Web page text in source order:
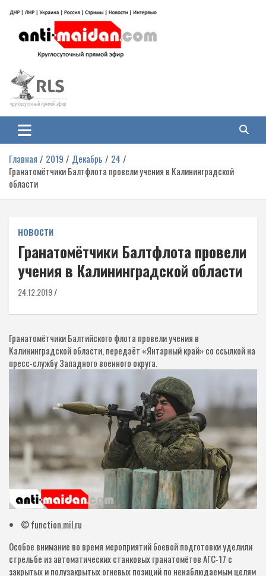
содержимому
Антимайдан: Гражданская война
на Украине
гражданской войне на Украине, включая события в Новороссии, ДНР,
ЛНР и других регионах.
Главная 2019 Декабрь
24
Гранатомётчики Балтфлота провели учения в Калининградской
области
НОВОСТИ
Гранатомётчики Балтфлота провели
учения в Калининградской области
24.12.2019
Гранатомётчики Балтийского флота провели учения в
Калининградской области, передаёт «Янтарный край» со ссылкой на
пресс-службу Западного военного округа.
© function.mil.ru
Особое внимание во время мероприятий боевой подготовки уделили
стрельбе из автоматических станковых гранатомётов АГС-17 с
закрытых и полузакрытых огневых позиций по ненаблюдаемым целям